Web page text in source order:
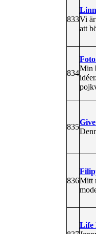
833Vi
att
834
Min
835
836Mitt
Life